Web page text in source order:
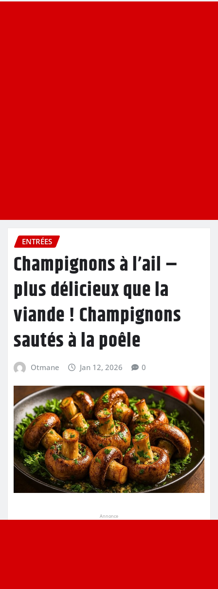
ENTRÉES
Champignons à l’ail –
plus délicieux que la
viande ! Champignons
sautés à la poêle
Otmane Jan 12, 2026 0
Annonce